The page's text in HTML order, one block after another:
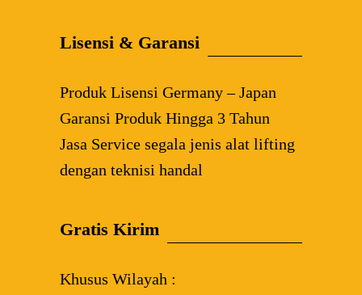
Lisensi & Garansi
Produk Lisensi Germany – Japan
Garansi Produk Hingga 3 Tahun
Jasa Service segala jenis alat lifting
dengan teknisi handal
Gratis Kirim
Khusus Wilayah :